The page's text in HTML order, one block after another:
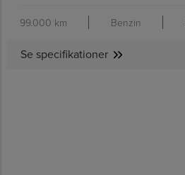
99.000 km Benzin
Se specifikationer